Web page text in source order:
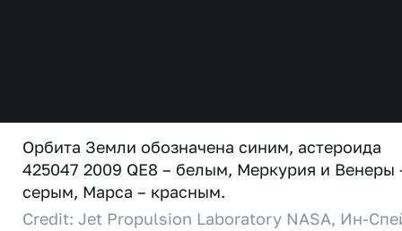
Орбита Земли обозначена синим, астероида
425047 2009 QE8 – белым, Меркурия и Венеры
серым, Марса – красным.
Credit: Jet Propulsion Laboratory NASA, Ин-